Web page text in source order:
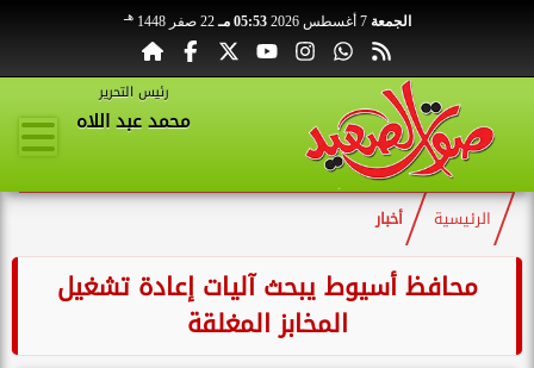
الجمعة 7 أغسطس 2026 05:53 مـ 22 صفر 1448 هـ
رئيس التحرير
محمد عبد اللاه
الرئيسية أخبار
محافظ أسيوط يبحث آليات إعادة تشغيل
المخابز المغلقة